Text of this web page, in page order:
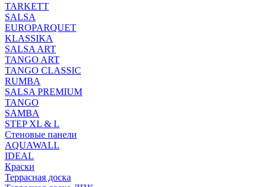
TARKETT
SALSA
EUROPARQUET
KLASSIKA
SALSA ART
TANGO ART
TANGO CLASSIC
RUMBA
SALSA PREMIUM
TANGO
SAMBA
STEP XL & L
Стеновые панели
AQUAWALL
IDEAL
Краски
Террасная доска